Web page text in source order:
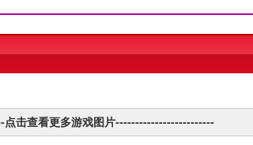
击查看更多游戏图片-------------------------